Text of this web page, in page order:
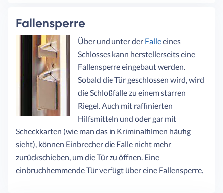
Fallensperre
Über und unter der Falleeines
Schlosses kann herstellerseits eine
Fallensperre eingebaut werden.
Sobald die Tür geschlossen wird, wird
die Schloßfalle zu einem starren
Riegel. Auch mit raffinierten
Hilfsmitteln und oder gar mit
Scheckkarten (wie man das in Kriminalfilmen häufig
sieht), können Einbrecher die Falle nicht mehr
zurückschieben, um die Tür zu öffnen. Eine
einbruchhemmende Tür verfügt über eine Fallensperre.